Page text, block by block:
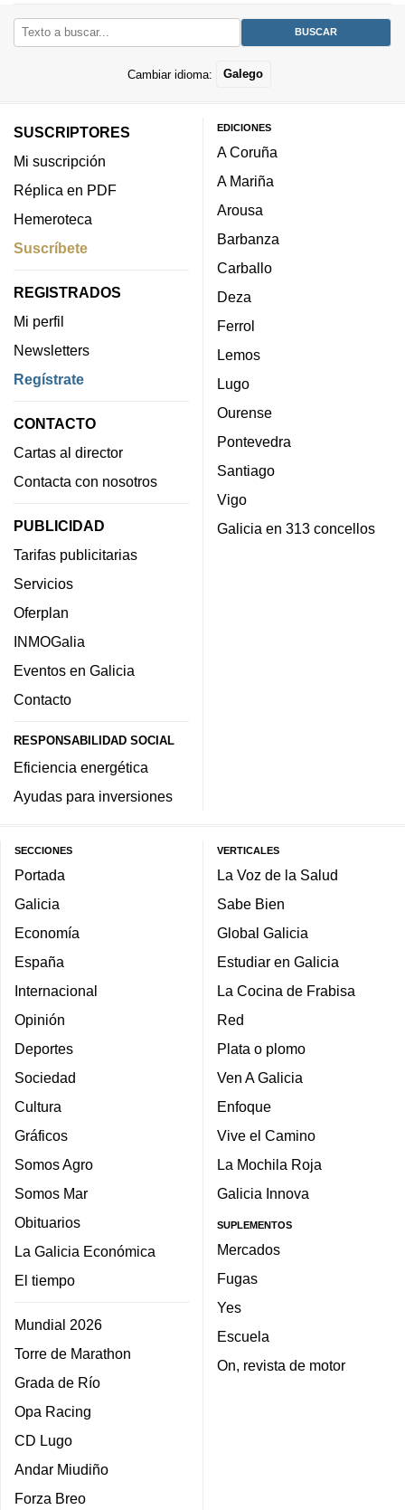
Cambiar idioma: Galego
SUSCRIPTORES
Mi suscripción
Réplica en PDF
Hemeroteca
Suscríbete
REGISTRADOS
Mi perfil
Newsletters
Regístrate
CONTACTO
Cartas al director
Contacta con nosotros
PUBLICIDAD
Tarifas publicitarias
Servicios
Oferplan
INMOGalia
Eventos en Galicia
Contacto
RESPONSABILIDAD SOCIAL
Eficiencia energética
Ayudas para inversiones
EDICIONES
A Coruña
A Mariña
Arousa
Barbanza
Carballo
Deza
Ferrol
Lemos
Lugo
Ourense
Pontevedra
Santiago
Vigo
Galicia en 313 concellos
SECCIONES
Portada
Galicia
Economía
España
Internacional
Opinión
Deportes
Sociedad
Cultura
Gráficos
Somos Agro
Somos Mar
Obituarios
La Galicia Económica
El tiempo
Mundial 2026
Torre de Marathon
Grada de Río
Opa Racing
CD Lugo
Andar Miudiño
Forza Breo
VERTICALES
La Voz de la Salud
Sabe Bien
Global Galicia
Estudiar en Galicia
La Cocina de Frabisa
Red
Plata o plomo
Ven A Galicia
Enfoque
Vive el Camino
La Mochila Roja
Galicia Innova
SUPLEMENTOS
Mercados
Fugas
Yes
Escuela
On, revista de motor